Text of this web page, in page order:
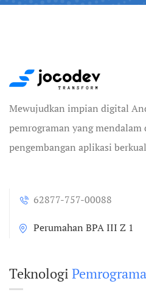
Mewujudkan impian digital
pemrograman yang mendalam
pengembangan aplikasi
62877-757-00088
Perumahan BPA III Z 1
Teknologi